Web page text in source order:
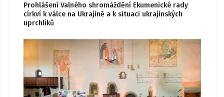
Prohlášení Valného shromáždění Ekumenické rady
církví k válce na Ukrajině a k situaci ukrajinských
uprchlíků